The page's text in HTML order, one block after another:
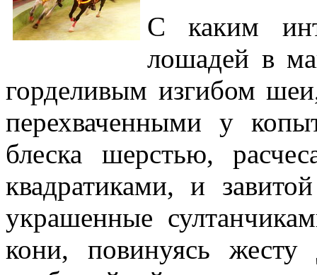
С каким
лошадей в
горделивым изгибом
перехваченными у
блеска шерстью,
квадратиками, и
украшенные
кони, повинуясь